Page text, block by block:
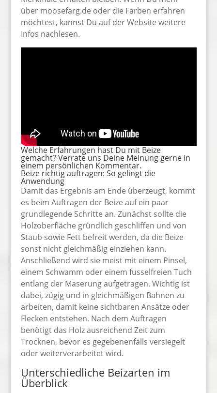
über moosefarg.de oder die Farben erfahren
möchtest, kannst Du auf der Website weitere
Infos nachlesen.
Welche Erfahrungen hast Du mit Beize
gemacht? Verrate uns Deine Meinung gerne in
einem persönlichen Kommentar.
Beize richtig auftragen: So gelingt die
Anwendung
Damit das Ergebnis am Ende überzeugt, kommt
es beim Auftragen der Beize auf ein paar
grundlegende Schritte an. Zunächst sollte die
Holzoberfläche gründlich geschliffen und von
Staub sowie Fett befreit werden, da die Beize
sonst nicht gleichmäßig einziehen kann.
Anschließend wird sie meist mit einem Pinsel,
einem Schwamm oder einem fusselfreien Tuch
entlang der Maserung aufgetragen. Wichtig ist
dabei, zügig und in gleichmäßigen Bahnen zu
arbeiten, damit keine sichtbaren Ansätze oder
Flecken entstehen. Nach dem Auftragen
benötigt das Holz ausreichend Zeit zum
Trocknen, bevor es gegebenenfalls versiegelt
oder weiterverarbeitet wird.
Unterschiedliche Beizarten im
Überblick